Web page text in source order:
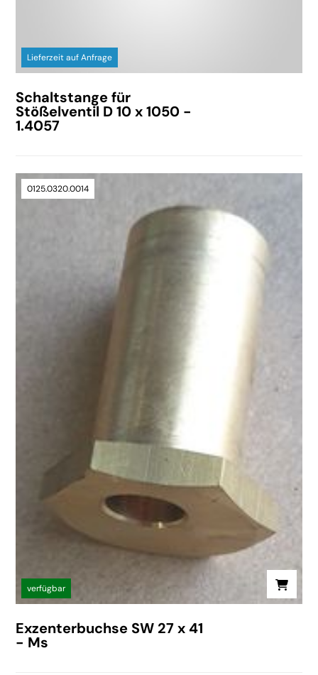
Lieferzeit auf Anfrage
Schaltstange für
Stößelventil D 10 x 1050 -
1.4057
0125.0320.0014
verfügbar
Exzenterbuchse SW 27 x 41
- Ms